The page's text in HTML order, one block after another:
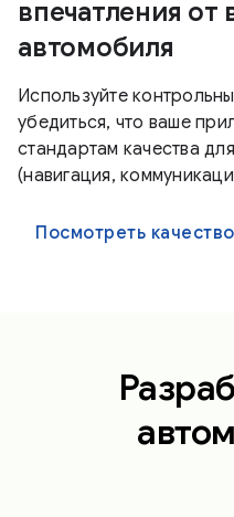
впечатления от
автомобиля
Используйте
убедиться, что ваше
стандартам качества
(навигация,
Посмотреть